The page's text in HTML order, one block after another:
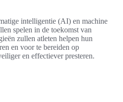
intelligentie (AI) en machine
spelen in de toekomst van
zullen atleten helpen hun
en voor te bereiden op
en effectiever presteren.